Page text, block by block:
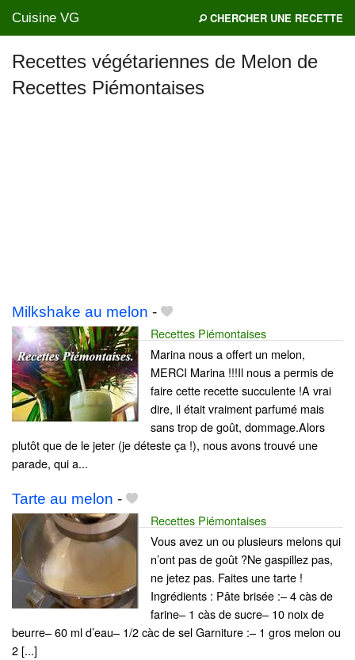
Cuisine VG CHERCHER UNE RECETTE
Recettes végétariennes de Melon de
Recettes Piémontaises
Milkshake au melon -
Recettes Piémontaises
Marina nous a offert un melon,
MERCI Marina !!!Il nous a permis de
faire cette recette succulente !A vrai
dire, il était vraiment parfumé mais
sans trop de goût, dommage.Alors
plutôt que de le jeter (je déteste ça !), nous avons trouvé une
parade, qui a...
Tarte au melon -
Recettes Piémontaises
Vous avez un ou plusieurs melons qui
n’ont pas de goût ?Ne gaspillez pas,
ne jetez pas. Faites une tarte !
Ingrédients : Pâte brisée :– 4 càs de
farine– 1 càs de sucre– 10 noix de
beurre– 60 ml d’eau– 1/2 càc de sel Garniture :– 1 gros melon ou
2 [...]